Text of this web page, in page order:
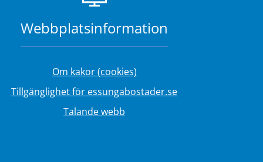
Webbplats­information
Om kakor (cookies)
Tillgänglighet för essungabostader.se
Talande webb